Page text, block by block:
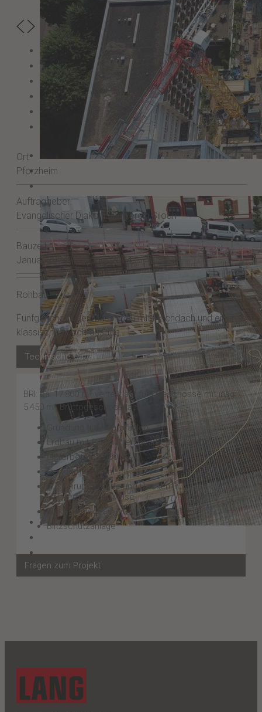
Ort:
Pforzheim
Auftraggeber:
Evangelischer Diakonissenverein Siloah
Bauzeit:
Januar 2024 - Oktober 2024
Rohbau
Fünfgeschossiger Massivbau mit Flachdach und einer
klassischen Lochfassade.
Technische Daten
BRI: ca. 17.800 m³ verteilt auf fünf Geschosse mit insg.
5.450 m² Bruttogeschossfläche
Gründung auf Bohrpfählen
Erdbau mit Spezialtiefbauarbeiten (Verbau)
Lieferbeton: 1.200 m³
Bewehrungsstahl: ca. 350 t
Ausführung Wände und Decken in
Halbfertigteilbauweise
Elektroeinlegearbeiten
Blitzschutzanlage
Fragen zum Projekt